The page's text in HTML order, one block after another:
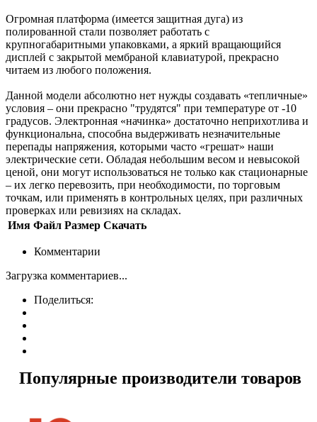
Огромная платформа (имеется защитная дуга) из
полированной стали позволяет работать с
крупногабаритными упаковками, а яркий вращающийся
дисплей с закрытой мембраной клавиатурой, прекрасно
читаем из любого положения.
Данной модели абсолютно нет нужды создавать «тепличные»
условия – они прекрасно "трудятся" при температуре от -10
градусов. Электронная «начинка» достаточно неприхотлива и
функциональна, способна выдерживать незначительные
перепады напряжения, которыми часто «грешат» наши
электрические сети. Обладая небольшим весом и невысокой
ценой, они могут использоваться не только как стационарные
– их легко перевозить, при необходимости, по торговым
точкам, или применять в контрольных целях, при различных
проверках или ревизиях на складах.
Имя Файл Размер Скачать
Комментарии
Загрузка комментариев...
Поделиться:
Популярные производители товаров